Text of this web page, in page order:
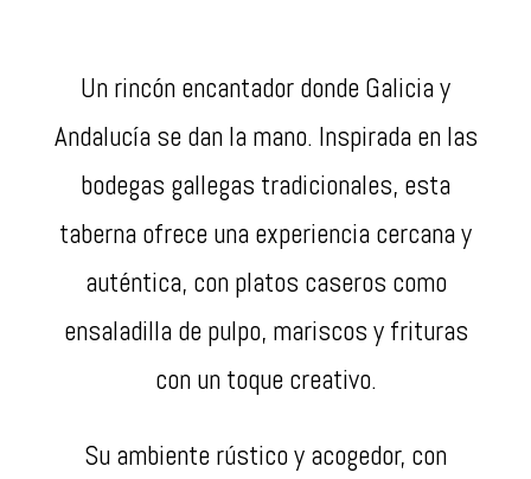
Un rincón encantador donde Galicia y
Andalucía se dan la mano. Inspirada en las
bodegas gallegas tradicionales, esta
taberna ofrece una experiencia cercana y
auténtica, con platos caseros como
ensaladilla de pulpo, mariscos y frituras
con un toque creativo.
Su ambiente rústico y acogedor, con